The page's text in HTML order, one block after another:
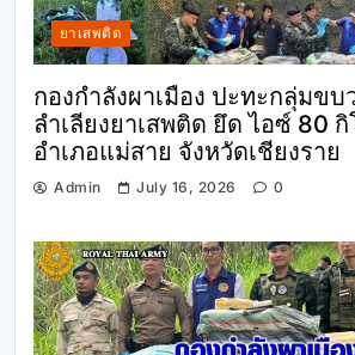
ยาเสพติด
กองกำลังผาเมือง ปะทะกลุ่มข
ลำเลียงยาเสพติด ยึด ไอซ์ 80
อำเภอแม่สาย จังหวัดเชียงราย
Admin July 16, 2026 0